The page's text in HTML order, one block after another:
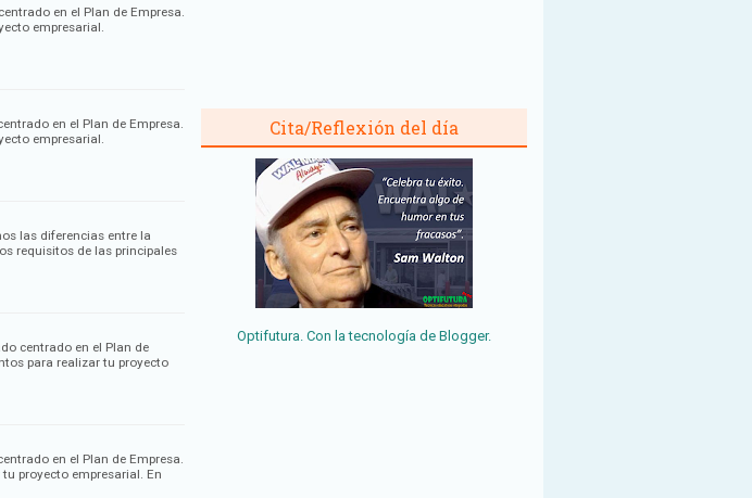
en el Plan de Empresa.
empresarial.
en el Plan de Empresa.
empresarial.
las diferencias entre la
requisitos de las principales
centrado en el Plan de
para realizar tu proyecto
en el Plan de Empresa.
proyecto empresarial. En
Cita/Reflexión del día
Optifutura. Con la tecnología de Blogger.